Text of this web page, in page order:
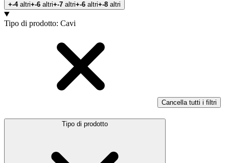
+-4altri+-6 altri+-7 altri+-6 altri+-8 altri
Prodotti
Tipo di prodotto: Cavi
Cancella tutti i filtri
Tipo di prodotto